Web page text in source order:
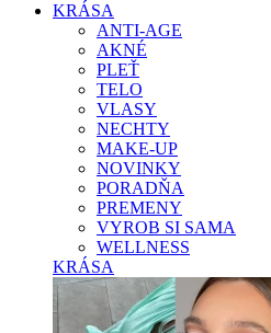
KRÁSA
ANTI-AGE
AKNÉ
PLEŤ
TELO
VLASY
NECHTY
MAKE-UP
NOVINKY
PORADŇA
PREMENY
VYROB SI SAMA
WELLNESS
KRÁSA